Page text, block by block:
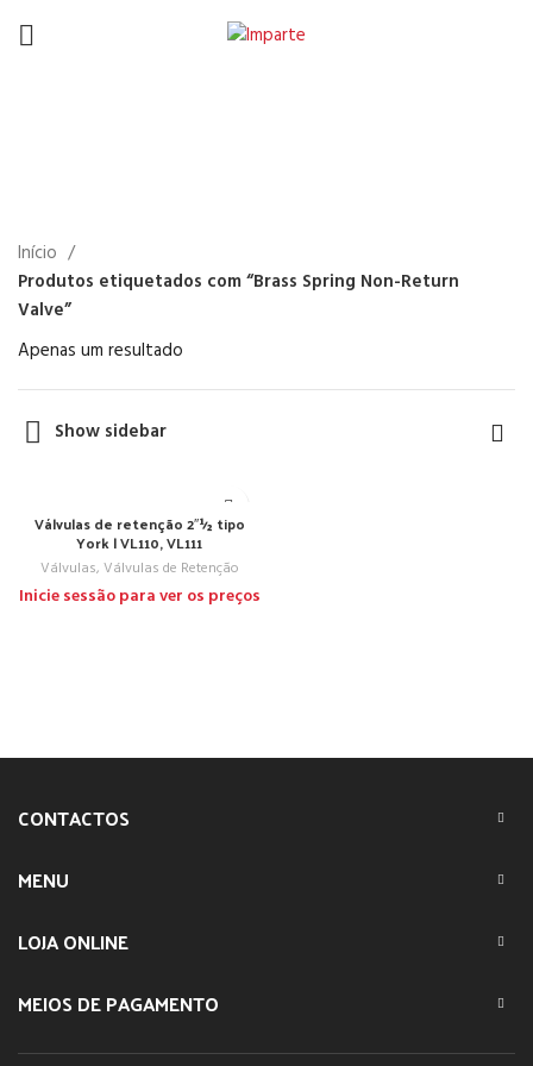
Início
Produtos etiquetados com “Brass Spring Non-Return
Valve”
Apenas um resultado
Show sidebar
Válvulas de retenção 2″½ tipo
York | VL110, VL111
Válvulas, Válvulas de Retenção
Inicie sessão para ver os preços
CONTACTOS
MENU
LOJA ONLINE
MEIOS DE PAGAMENTO